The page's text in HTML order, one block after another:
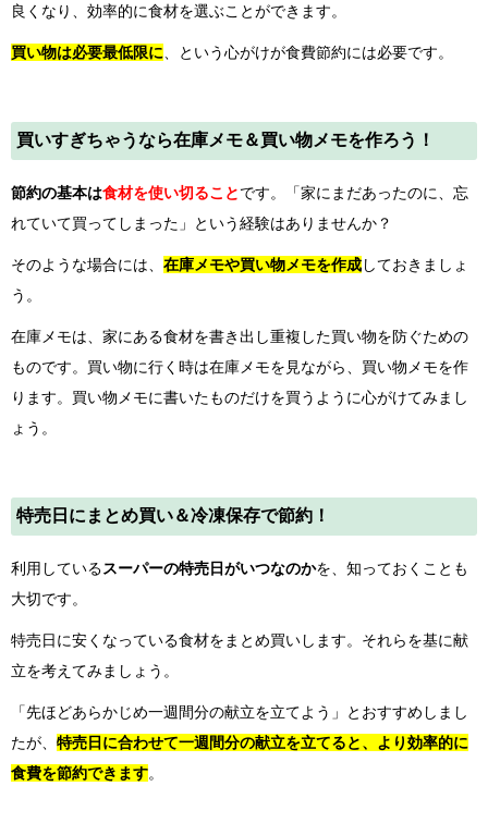
良くなり、効率的に食材を選ぶことができます。
買い物は必要最低限に 、という心がけが食費節約には必要です。
買いすぎちゃうなら在庫メモ＆買い物メモを作ろう！
節約の基本は食材を使い切ることです。「家にまだあったのに、忘
れていて買ってしまった」という経験はありませんか？
そのような場合には、 在庫メモや買い物メモを作成しておきましょ
う。
在庫メモは、家にある食材を書き出し重複した買い物を防ぐための
ものです。買い物に行く時は在庫メモを見ながら、買い物メモを作
ります。買い物メモに書いたものだけを買うように心がけてみまし
ょう。
特売日にまとめ買い＆冷凍保存で節約！
利用しているスーパーの特売日がいつなのかを、知っておくことも
大切です。
特売日に安くなっている食材をまとめ買いします。それらを基に献
立を考えてみましょう。
「先ほどあらかじめ一週間分の献立を立てよう」とおすすめしまし
たが、 特売日に合わせて一週間分の献立を立てると、より効率的に
食費を節約できます。